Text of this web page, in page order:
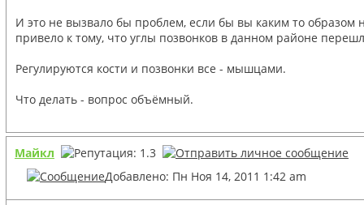
И это не вызвало бы проблем, если бы вы каким то образом
привело к тому, что углы позвонков в данном районе
Регулируются кости и позвонки все - мышцами.
Что делать - вопрос объёмный.
Майкл
Добавлено: Пн Ноя 14, 2011 1:42 am